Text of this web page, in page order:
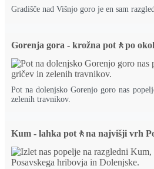
Gradišče nad Višnjo goro je en sam
Gorenja gora - krožna pot🚶po
Pot na dolenjsko Gorenjo goro nas
zelenih travnikov.
Kum - lahka pot🚶na najvišji vrh